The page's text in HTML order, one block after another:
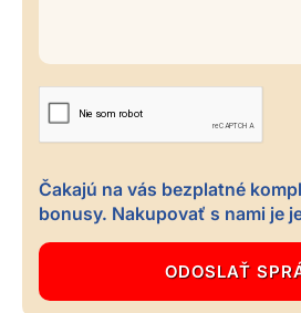
Čakajú na vás bezplatné
bonusy. Nakupovať s nami je